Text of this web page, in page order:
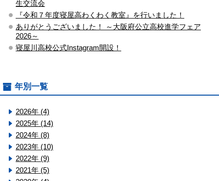
生交流会
『令和７年度寝屋高わくわく教室』を行いました！
ありがとうございました！ ～大阪府公立高校進学フェア
2026～
寝屋川高校公式Instagram開設！
年別一覧
2026年 (4)
2025年 (14)
2024年 (8)
2023年 (10)
2022年 (9)
2021年 (5)